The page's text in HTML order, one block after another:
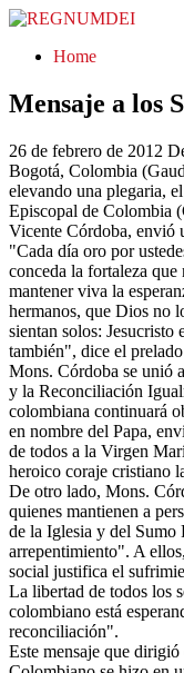
REGNUMDEI
Home
Mensaje a los
26 de febrero de 2012
Bogotá, Colombia
elevando una plegaria,
Episcopal de Colombia
Vicente Córdoba, envió
"Cada día oro por
conceda la fortaleza que
mantener viva la
hermanos, que Dios no
sientan solos:
también", dice el
Mons. Córdoba se unió
y la Reconciliación
colombiana continuará
en nombre del Papa,
de todos a la Virgen
heroico coraje cristiano
De otro lado, Mons.
quienes mantienen a
de la Iglesia y del
arrepentimiento". A
social justifica el
La libertad de todos los
colombiano está
reconciliación".
Este mensaje que